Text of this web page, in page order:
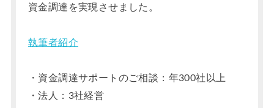
資金調達を実現させました。
執筆者紹介
・資金調達サポートのご相談：年300社以上
・法人：3社経営